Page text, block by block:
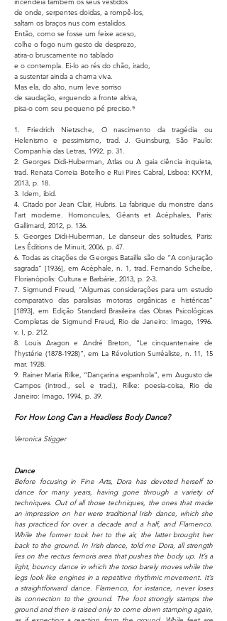
de onde, serpentes doidas, a rompê-los,
saltam os braços nus com estalidos.
Então, como se fosse um feixe aceso,
colhe o fogo num gesto de desprezo,
atira-o bruscamente no tablado
e o contempla. Ei-lo ao rés do chão, irado,
a sustentar ainda a chama viva.
Mas ela, do alto, num leve sorriso
de saudação, erguendo a fronte altiva,
pisa-o com seu pequeno pé preciso.⁹
1. Friedrich Nietzsche, O nascimento da tragédia ou
Helenismo e pessimismo, trad. J. Guinsburg, São Paulo:
Companhia das Letras, 1992, p. 31.
2. Georges Didi-Huberman, Atlas ou A gaia ciência inquieta,
trad. Renata Correia Botelho e Rui Pires Cabral, Lisboa: KKYM,
2013, p. 18.
3. Idem, ibid.
4. Citado por Jean Clair, Hubris. La fabrique du monstre dans
l’art moderne. Homoncules, Géants et Acéphales, Paris:
Gallimard, 2012, p. 136.
5. Georges Didi-Huberman, Le danseur des solitudes, Paris:
Les Éditions de Minuit, 2006, p. 47.
6. Todas as citações de Georges Bataille são de “A conjuração
sagrada” [1936], em Acéphale, n. 1, trad. Fernando Scheibe,
Florianópolis: Cultura e Barbárie, 2013, p. 2-3.
7. Sigmund Freud, “Algumas considerações para um estudo
comparativo das paralisias motoras orgânicas e histéricas”
[1893], em Edição Standard Brasileira das Obras Psicológicas
Completas de Sigmund Freud, Rio de Janeiro: Imago, 1996.
v. I, p. 212.
8. Louis Aragon e André Breton, “Le cinquantenaire de
l’hystérie (1878-1928)”, em La Révolution Surréaliste, n. 11, 15
mar. 1928.
9. Rainer Maria Rilke, “Dançarina espanhola”, em Augusto de
Campos (introd., sel. e trad.), Rilke: poesia-coisa, Rio de
Janeiro: Imago, 1994, p. 39.
For How Long Can a Headless Body Dance?
Veronica Stigger
Dance
Before focusing in Fine Arts, Dora has devoted herself to
dance for many years, having gone through a variety of
techniques. Out of all those techniques, the ones that made
an impression on her were traditional Irish dance, which she
has practiced for over a decade and a half, and Flamenco.
While the former took her to the air, the latter brought her
back to the ground. In Irish dance, told me Dora, all strength
lies on the rectus femoris area that pushes the body up. It’s a
light, bouncy dance in which the torso barely moves while the
legs look like engines in a repetitive rhythmic movement. It’s
a straightforward dance. Flamenco, for instance, never loses
its connection to the ground. The foot strongly stamps the
ground and then is raised only to come down stamping again,